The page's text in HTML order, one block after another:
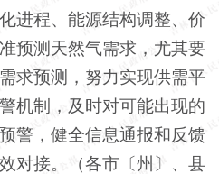
进程、能源结构调整、价
预测天然气需求，尤其要
求预测，努力实现供需平
机制，及时对可能出现的
警，健全信息通报和反馈
对接。（各市〔州〕、县